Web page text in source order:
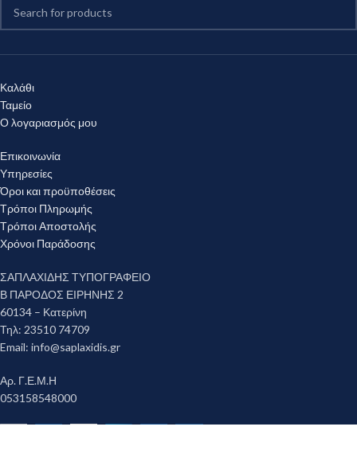
Καλάθι
Ταμείο
Ο λογαριασμός μου
Επικοινωνία
Υπηρεσίες
Όροι και προϋποθέσεις
Τρόποι Πληρωμής
Τρόποι Αποστολής
Χρόνοι Παράδοσης
ΣΑΠΛΑΧΙΔΗΣ ΤΥΠΟΓΡΑΦΕΙΟ
Β ΠΑΡΟΔΟΣ ΕΙΡΗΝΗΣ 2
60134 – Κατερίνη
Τηλ: 23510 74709
Email: info@saplaxidis.gr
Αρ. Γ.Ε.Μ.Η
053158548000